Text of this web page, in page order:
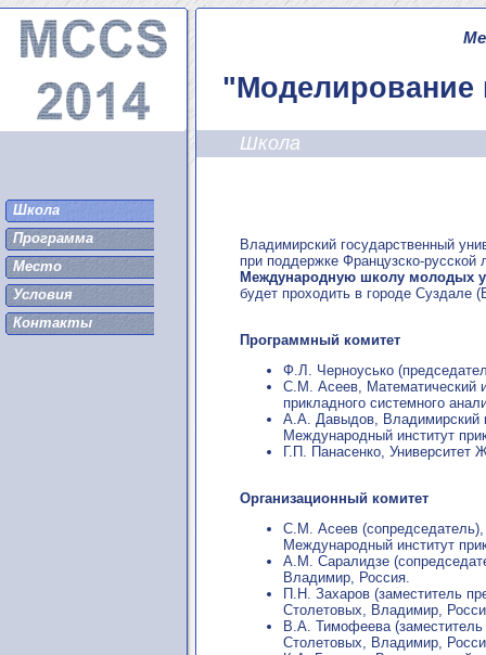
Школа
Программа
Место
Условия
Контакты
"Моделирование
Школа
Владимирский государственный
при поддержке Французско-
Международную школу молодых
будет проходить в городе Суздале
Программный комитет
Ф.Л. Черноусько
С.М. Асеев, Математический
прикладного системного
А.А. Давыдов, Владимирский
Международный институт
Г.П. Панасенко,
Организационный комитет
С.М. Асеев
Международный институт
А.М. Саралидзе
Владимир, Россия.
П.Н. Захаров (заместитель
Столетовых, Владимир,
В.А. Тимофеева (заместитель
Столетовых, Владимир,